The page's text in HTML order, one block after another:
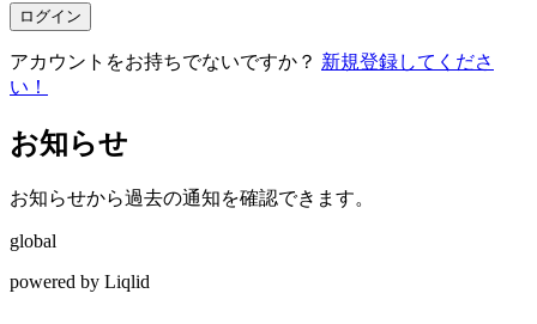
ログイン
アカウントをお持ちでないですか？ 新規登録してくださ
い！
お知らせ
お知らせから過去の通知を確認できます。
global
powered by Liqlid